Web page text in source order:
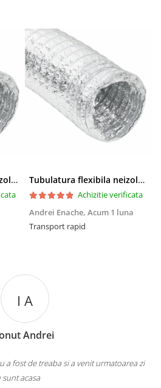
Tubulatura flexibila neizolata Tubulatura flexibila neizolata
Achizitie verificata
Andrei Enache, Acum 1 luna
Transport rapid
I A
Andrei
a fost de treaba si a venit urmatoarea zi
sunt acasa